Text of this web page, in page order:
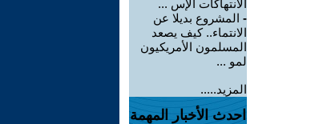
الانتهاكات الإس ...
- المشروع بديلا عن
الانتماء.. كيف يصعد
المسلمون الأمريكيون
لمو ...
المزيد.....
احدث الأخبار المهمة